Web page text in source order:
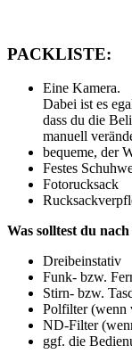
PACKLISTE:
Eine Kamera.
Dabei ist es
dass du die
manuell
bequeme, der
Festes
Fotorucksack
Was solltest du
Dreibeinstativ
Funk- bzw.
Stirn- bzw.
Polfilter (wenn
ND-Filter
ggf. die